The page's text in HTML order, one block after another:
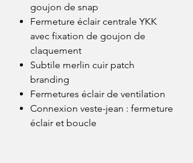
goujon de snap
Fermeture éclair centrale YKK
avec fixation de goujon de
claquement
Subtile merlin cuir patch
branding
Fermetures éclair de ventilation
Connexion veste-jean : fermeture
éclair et boucle